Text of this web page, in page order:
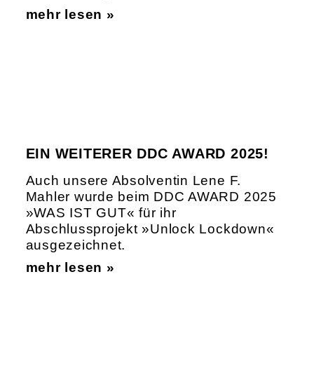
mehr lesen »
EIN WEITERER DDC AWARD 2025!
Auch unsere Absolventin Lene F.
Mahler wurde beim DDC AWARD 2025
»WAS IST GUT« für ihr
Abschlussprojekt »Unlock Lockdown«
ausgezeichnet.
mehr lesen »